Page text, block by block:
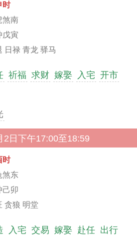
时
煞南
戊寅
日禄 青龙 驿马
祈福 求财 嫁娶 入宅 开市
2日下午17:00至18:59
时
煞东
己卯
贪狼 明堂
入宅 交易 嫁娶 赴任 出行